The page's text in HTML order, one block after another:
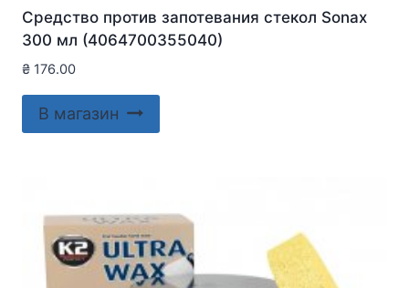
Средство против запотевания стекол Sonax
300 мл (4064700355040)
₴ 176.00
В магазин